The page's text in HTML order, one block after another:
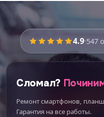
4.9·547
Сломал?
Ремонт смартфонов,
Гарантия на все работы.